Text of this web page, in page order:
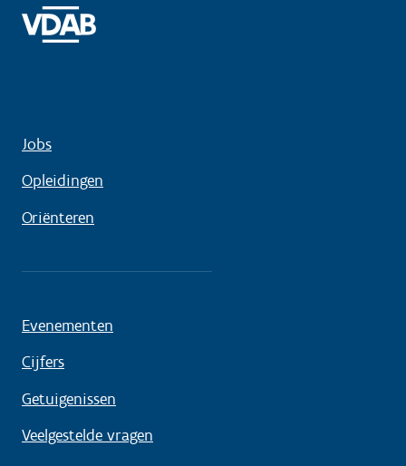
Jobs
Opleidingen
Oriënteren
Evenementen
Cijfers
Getuigenissen
Veelgestelde vragen